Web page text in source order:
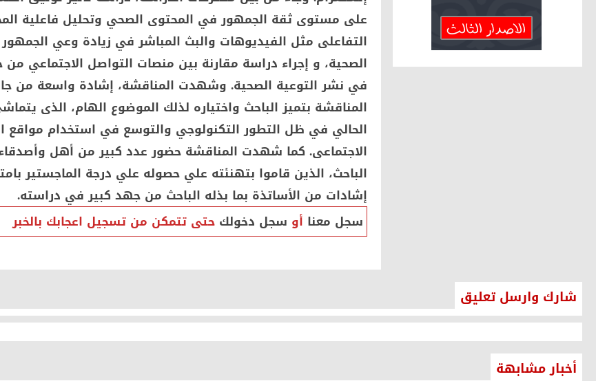
على مستوى ثقة الجمهور في المحتوى الصحي وتحليل فاعلية
التفاعلى مثل الفيديوهات والبث المباشر في زيادة وعي الجمهور
الصحية، و إجراء دراسة مقارنة بين منصات التواصل الاجتماعي من
في نشر التوعية الصحية. وشهدت المناقشة، إشادة واسعة من
المناقشة بتميز الباحث واختياره لذلك الموضوع الهام، الذى
الحالي في ظل التطور التكنولوجي والتوسع في استخدام مواقع
الاجتماعى. كما شهدت المناقشة حضور عدد كبير من أهل
الباحث، الذين قاموا بتهنئته علي حصوله علي درجة الماجستير
إشادات من الأساتذة بما بذله الباحث من جهد كبير في دراسته.
سجل معنا أو سجل دخولك حتى تتمكن من تسجيل اعجابك بالخبر
شارك وارسل تعليق
أخبار مشابهة